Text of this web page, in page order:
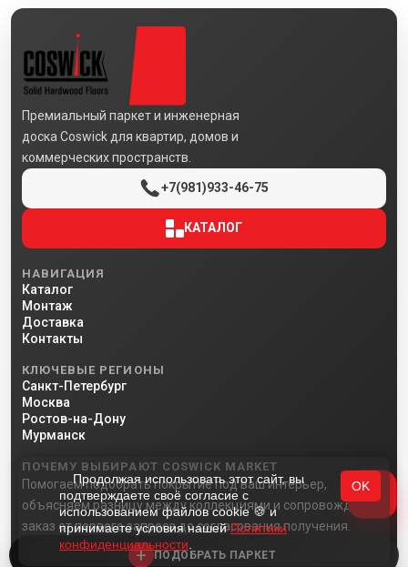
Премиальный паркет и инженерная
доска Coswick для квартир, домов и
коммерческих пространств.
+7(981)933-46-75
КАТАЛОГ
НАВИГАЦИЯ
Каталог
Монтаж
Доставка
Контакты
КЛЮЧЕВЫЕ РЕГИОНЫ
Санкт-Петербург
Москва
Ростов-на-Дону
Мурманск
ПОЧЕМУ ВЫБИРАЮТ COSWICK MARKET
Помогаем подобрать покрытие под ваш интерьер,
объясняем разницу между коллекциями и сопровождаем
заказ от первого запроса до согласования получения.
ПОЛИТИКА КОНФИДЕНЦИАЛЬНОСТИ
Продолжая использовать этот сайт, вы
подтверждаете своё согласие с
использованием файлов cookie 🍪 и
принимаете условия нашейПолитики
конфиденциальности
OK
+ ПОДОБРАТЬ ПАРКЕТ